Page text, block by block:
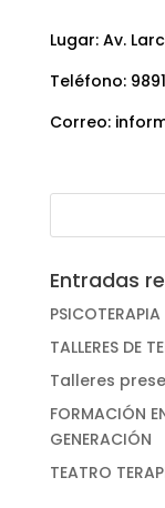
Lugar: Av.
Teléfono:
Correo:
Entradas
PSICOTERAPIA
TALLERES DE
Talleres
FORMACIÓN
GENERACIÓN
TEATRO